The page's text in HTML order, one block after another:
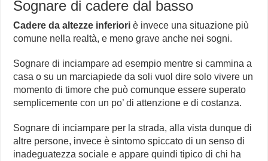
Sognare di cadere dal basso
Cadere da altezze inferiori è invece una situazione più
comune nella realtà, e meno grave anche nei sogni.
Sognare di inciampare ad esempio mentre si cammina a
casa o su un marciapiede da soli vuol dire solo vivere un
momento di timore che può comunque essere superato
semplicemente con un po’ di attenzione e di costanza.
Sognare di inciampare per la strada, alla vista dunque di
altre persone, invece è sintomo spiccato di un senso di
inadeguatezza sociale e appare quindi tipico di chi ha